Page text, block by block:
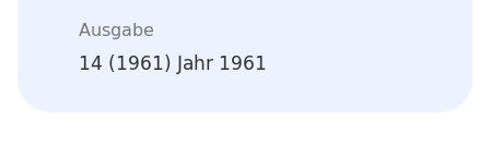
Ausgabe
14 (1961) Jahr 1961